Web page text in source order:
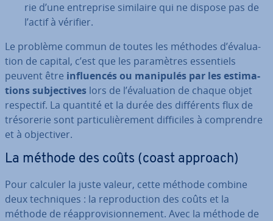
rie d’une en­tre­prise similaire qui ne dispose pas de
l’actif à vérifier.
Le problème commun de toutes les méthodes d’éva­lua­
tion de capital, c’est que les pa­ra­mètres es­sen­tiels
peuvent être in­fluen­cés ou manipulés par les es­ti­ma­
tions sub­jec­tives lors de l’éva­lua­tion de chaque objet
respectif. La quantité et la durée des dif­fé­rents flux de
tré­so­re­rie sont par­ti­cu­liè­re­ment dif­fi­ciles à com­prendre
et à ob­jec­ti­ver.
La méthode des coûts (coast approach)
Pour calculer la juste valeur, cette méthode combine
deux tech­niques : la re­pro­duc­tion des coûts et la
méthode de réap­pro­vi­sion­ne­ment. Avec la méthode de